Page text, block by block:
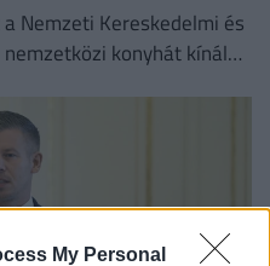
My Personal
Nemzeti Kereskedelmi és
konyhát kínáló